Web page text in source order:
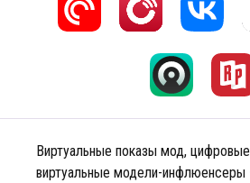
Виртуальные показы мод,
виртуальные модели-инфлюенсеры